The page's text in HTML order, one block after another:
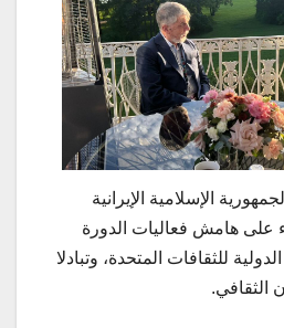
الإسلامية الإيرانية
على هامش فعاليات الدورة
للثقافات المتحدة، وتبادلا
الثقافي.